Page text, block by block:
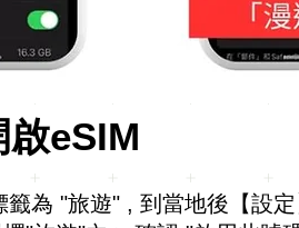
eSIM
籤為 "旅遊" , 到當地後【設